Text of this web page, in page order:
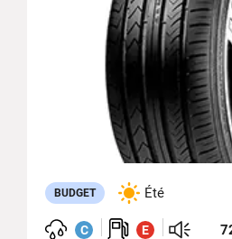
BUDGET Été
C E